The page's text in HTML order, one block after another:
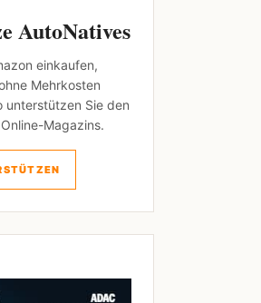
AutoNatives
einkaufen,
Mehrkosten
unterstützen Sie den
Magazins.